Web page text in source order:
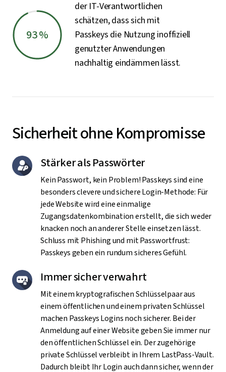
93 %
der IT-Verantwortlichen
schätzen, dass sich mit
Passkeys die Nutzung inoffiziell
genutzter Anwendungen
nachhaltig eindämmen lässt.
Sicherheit ohne Kompromisse
Stärker als Passwörter
Kein Passwort, kein Problem! Passkeys sind eine
besonders clevere und sichere Login-Methode: Für
jede Website wird eine einmalige
Zugangsdatenkombination erstellt, die sich weder
knacken noch an anderer Stelle einsetzen lässt.
Schluss mit Phishing und mit Passwortfrust:
Passkeys geben ein rundum sicheres Gefühl.
Immer sicher verwahrt
Mit einem kryptografischen Schlüsselpaar aus
einem öffentlichen und einem privaten Schlüssel
machen Passkeys Logins noch sicherer. Bei der
Anmeldung auf einer Website geben Sie immer nur
den öffentlichen Schlüssel ein. Der zugehörige
private Schlüssel verbleibt in Ihrem LastPass-Vault.
Dadurch bleibt Ihr Login auch dann sicher, wenn der